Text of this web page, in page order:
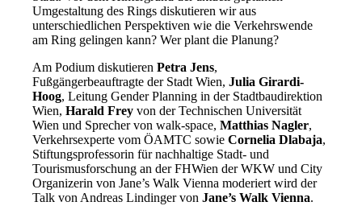
Umgestaltung des Rings diskutieren wir aus
unterschiedlichen Perspektiven wie die Verkehrswende
am Ring gelingen kann? Wer plant die Planung?
Am Podium diskutierenPetra Jens,
Fußgängerbeauftragte der Stadt Wien,Julia Girardi-
Hoog, Leitung Gender Planning in der Stadtbaudirektion
Wien,Harald Frey von der Technischen Universität
Wien und Sprecher von walk-space,Matthias Nagler,
Verkehrsexperte vom ÖAMTC sowieCornelia Dlabaja,
Stiftungsprofessorin für nachhaltige Stadt- und
Tourismusforschung an der FHWien der WKW und City
Organizerin von Jane’s Walk Vienna moderiert wird der
Talk von Andreas Lindinger vonJane’s Walk Vienna.